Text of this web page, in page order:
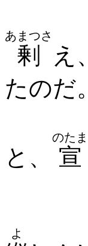
剰
あまつさ
え
たのだ。
と、 宣
のたま
よ